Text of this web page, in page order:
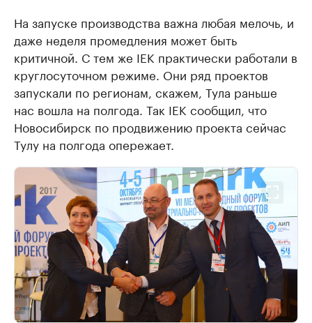
На запуске производства важна любая мелочь, и
даже неделя промедления может быть
критичной. С тем же IEK практически работали в
круглосуточном режиме. Они ряд проектов
запускали по регионам, скажем, Тула раньше
нас вошла на полгода. Так IEK сообщил, что
Новосибирск по продвижению проекта сейчас
Тулу на полгода опережает.